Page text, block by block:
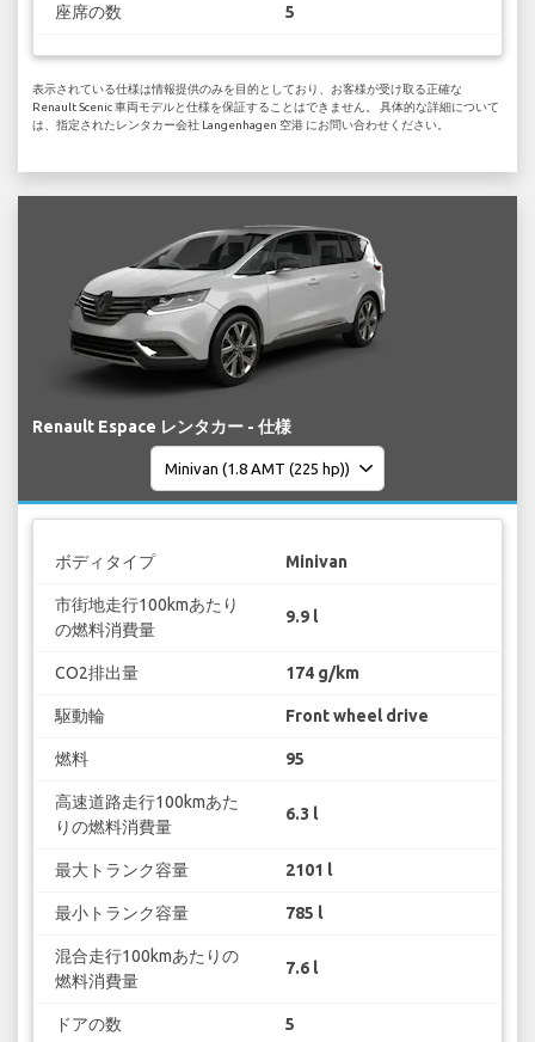
座席の数 5
表示されている仕様は情報提供のみを目的としており、お客様が受け取る正確な
Renault Scenic 車両モデルと仕様を保証することはできません。 具体的な詳細について
は、指定されたレンタカー会社 Langenhagen 空港 にお問い合わせください。
Renault Espace レンタカー - 仕様
ボディタイプ Minivan
市街地走行100kmあたり
の燃料消費量
9.9 l
CO2排出量 174 g/km
駆動輪 Front wheel drive
燃料 95
高速道路走行100kmあた
りの燃料消費量
6.3 l
最大トランク容量 2101 l
最小トランク容量 785 l
混合走行100kmあたりの
燃料消費量
7.6 l
ドアの数 5